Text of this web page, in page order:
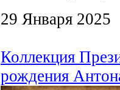
29 Января 2025
Коллекция
рождения